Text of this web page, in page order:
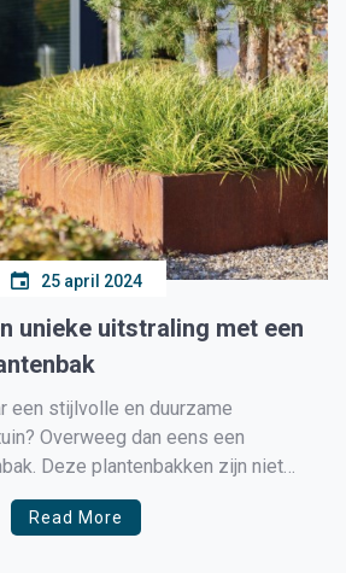
25 april 2024
unieke uitstraling met een
een stijlvolle en duurzame
Overweeg dan eens een
Deze plantenbakken zijn niet
het oog, maar ook ontzettend
In deze blog vertellen we je alles
Read More